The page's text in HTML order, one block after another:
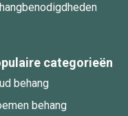
categorieën
behang
behang